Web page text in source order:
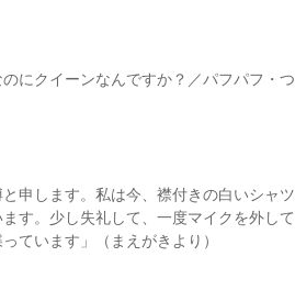
にクイーンなんですか？／パフパフ・つ
申します。私は今、襟付きの白いシャツ
す。少し失礼して、一度マイクを外して
ています」（まえがきより）